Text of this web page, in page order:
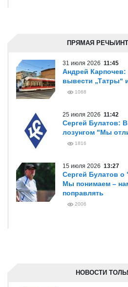
ПРЯМАЯ РЕЧЬ/
31 июля 2026 11:45
Андрей
вывести „Татры“
1068
25 июля 2026 11:42
Сергей Булатов:
лозунгом "Мы
1816
15 июля 2026 13:27
Сергей Булатов
Мы понимаем –
поправлять
2006
НОВОСТИ